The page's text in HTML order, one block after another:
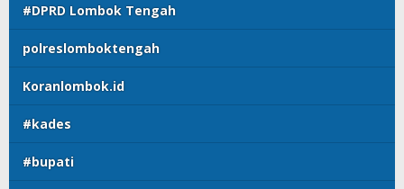
#DPRD Lombok Tengah
polreslomboktengah
Koranlombok.id
#kades
#bupati